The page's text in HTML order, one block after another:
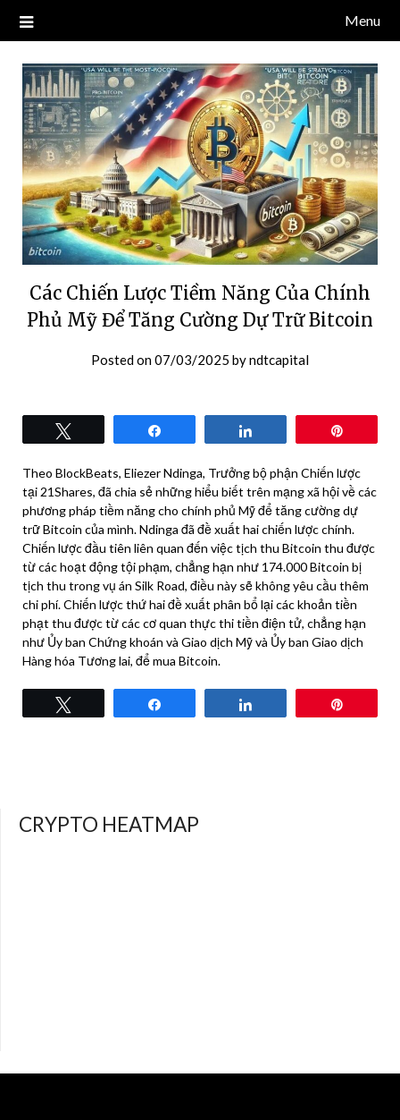
NDT CAPITAL | BLOG TIỀN
ĐIỆN TỬ CRYPTO
Blog về thị trường crypto, tiền điện tử, tiền mã hoá, công nghệ
blockchain.
Menu
Các Chiến Lược Tiềm Năng Của Chính
Phủ Mỹ Để Tăng Cường Dự Trữ Bitcoin
Posted on07/03/2025 byndtcapital
Theo BlockBeats, Eliezer Ndinga, Trưởng bộ phận Chiến lược
tại 21Shares, đã chia sẻ những hiểu biết trên mạng xã hội về các
phương pháp tiềm năng cho chính phủ Mỹ để tăng cường dự
trữ Bitcoin của mình. Ndinga đã đề xuất hai chiến lược chính.
Chiến lược đầu tiên liên quan đến việc tịch thu Bitcoin thu được
từ các hoạt động tội phạm, chẳng hạn như 174.000 Bitcoin bị
tịch thu trong vụ án Silk Road, điều này sẽ không yêu cầu thêm
chi phí. Chiến lược thứ hai đề xuất phân bổ lại các khoản tiền
phạt thu được từ các cơ quan thực thi tiền điện tử, chẳng hạn
như Ủy ban Chứng khoán và Giao dịch Mỹ và Ủy ban Giao dịch
Hàng hóa Tương lai, để mua Bitcoin.
CRYPTO HEATMAP